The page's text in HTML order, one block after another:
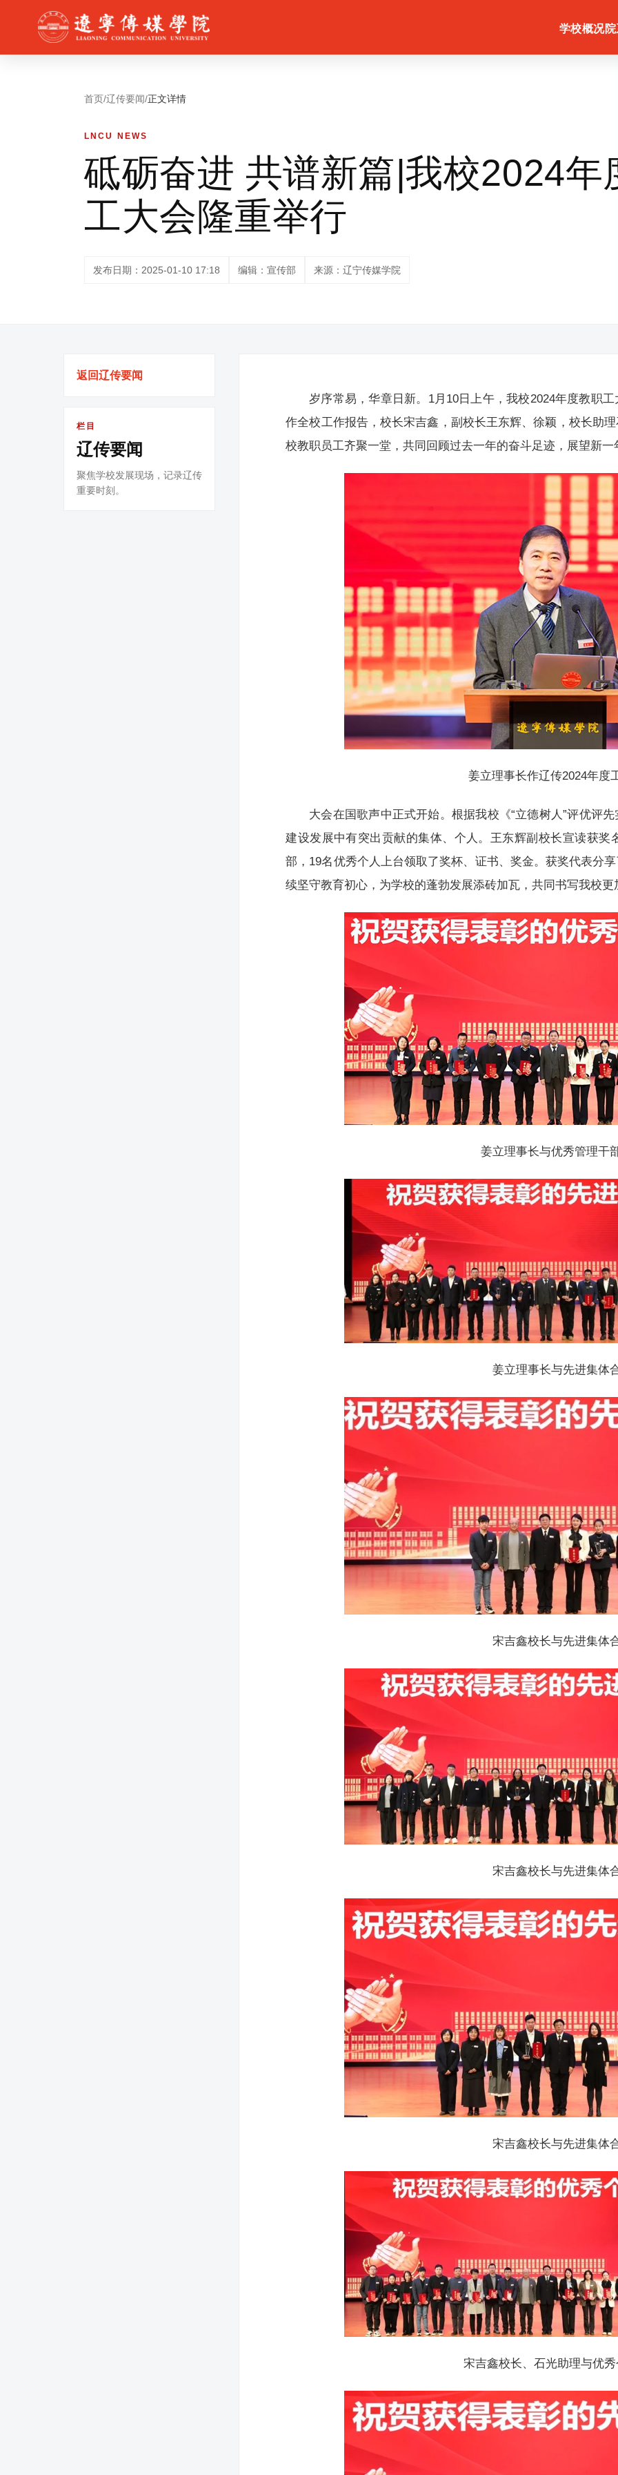
学校概况院
首页/辽传要闻/正文详情
LNCU NEWS
砥砺奋进 共谱新篇|我校2024年
工大会隆重举行
发布日期：2025-01-10 17:18 编辑：宣传部 来源：辽宁传媒学院
返回辽传要闻
栏目
辽传要闻
聚焦学校发展现场，记录辽传
重要时刻。
岁序常易，华章日新。1月10日上午，我校2024年度教职
作全校工作报告，校长宋吉鑫，副校长王东辉、徐颖，校长助
校教职员工齐聚一堂，共同回顾过去一年的奋斗足迹，展望新一
姜立理事长作辽传2024年度
大会在国歌声中正式开始。根据我校《“立德树人”评优评
建设发展中有突出贡献的集体、个人。王东辉副校长宣读获奖
部，19名优秀个人上台领取了奖杯、证书、奖金。获奖代表分
续坚守教育初心，为学校的蓬勃发展添砖加瓦，共同书写我校
姜立理事长与优秀管理干
姜立理事长与先进集体
宋吉鑫校长与先进集体
宋吉鑫校长与先进集体
宋吉鑫校长与先进集体
宋吉鑫校长、石光助理与优